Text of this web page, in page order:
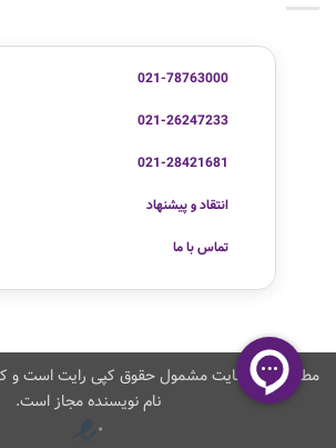
021-78763000
021-26247233
021-28421681
انتقاد و پیشنهاد
تماس با ما
مطالب این سایت مشمول حقوق کپی رایت است و
نام نویسنده مجاز است.